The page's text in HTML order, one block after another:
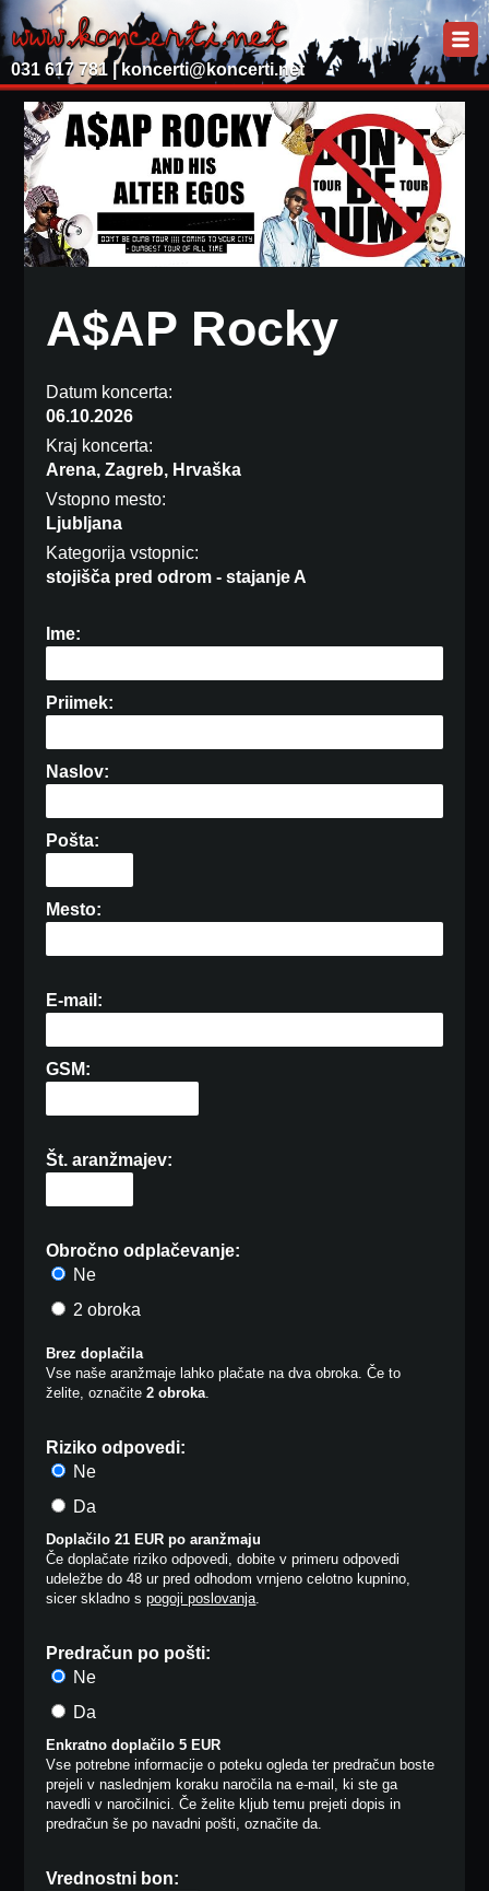
031 617 781 | koncerti@koncerti.net
A$AP Rocky
Datum koncerta:
06.10.2026
Kraj koncerta:
Arena, Zagreb, Hrvaška
Vstopno mesto:
Ljubljana
Kategorija vstopnic:
stojišča pred odrom - stajanje A
Ime:
Priimek:
Naslov:
Pošta:
Mesto:
E-mail:
GSM:
Št. aranžmajev:
Obročno odplačevanje:
Ne
2 obroka
Brez doplačila
Vse naše aranžmaje lahko plačate na dva obroka. Če to
želite, označite2 obroka.
Riziko odpovedi:
Ne
Da
Doplačilo 21 EUR po aranžmaju
Če doplačate riziko odpovedi, dobite v primeru odpovedi
udeležbe do 48 ur pred odhodom vrnjeno celotno kupnino,
sicer skladno spogoji poslovanja.
Predračun po pošti:
Ne
Da
Enkratno doplačilo 5 EUR
Vse potrebne informacije o poteku ogleda ter predračun boste
prejeli v naslednjem koraku naročila na e-mail, ki ste ga
navedli v naročilnici. Če želite kljub temu prejeti dopis in
predračun še po navadni pošti, označite da.
Vrednostni bon: